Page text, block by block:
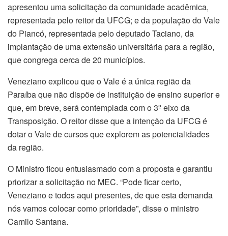
apresentou uma solicitação da comunidade acadêmica,
representada pelo reitor da UFCG; e da população do Vale
do Piancó, representada pelo deputado Taciano, da
implantação de uma extensão universitária para a região,
que congrega cerca de 20 municípios.
Veneziano explicou que o Vale é a única região da
Paraíba que não dispõe de instituição de ensino superior e
que, em breve, será contemplada com o 3º eixo da
Transposição. O reitor disse que a intenção da UFCG é
dotar o Vale de cursos que explorem as potencialidades
da região.
O Ministro ficou entusiasmado com a proposta e garantiu
priorizar a solicitação no MEC. “Pode ficar certo,
Veneziano e todos aqui presentes, de que esta demanda
nós vamos colocar como prioridade”, disse o ministro
Camilo Santana.